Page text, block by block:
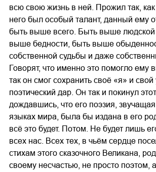
всю свою жизнь в ней. Прожил так, как
него был особый талант, данный ему
быть выше всего. Быть выше
выше бедности, быть выше
собственной судьбы и даже
Говорят, что именно это помогло ему
так он смог сохранить своё «я» и
поэтический дар. Он так и покинул
дождавшись, что его поэзия,
языках мира, была бы издана в его
всё это будет. Потом. Не будет лишь
всех нас. Всех тех, в чьём сердце
стихам этого сказочного Великана,
своему несчастью, не просто поэтом,